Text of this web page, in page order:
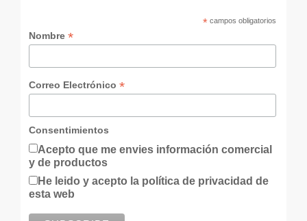
*campos obligatorios
Nombre *
Correo Electrónico *
Consentimientos
Acepto que me envies información comercial
y de productos
He leido y acepto la política de privacidad de
esta web